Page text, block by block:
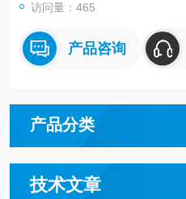
访问量：465
产品咨询
产品分类
技术文章